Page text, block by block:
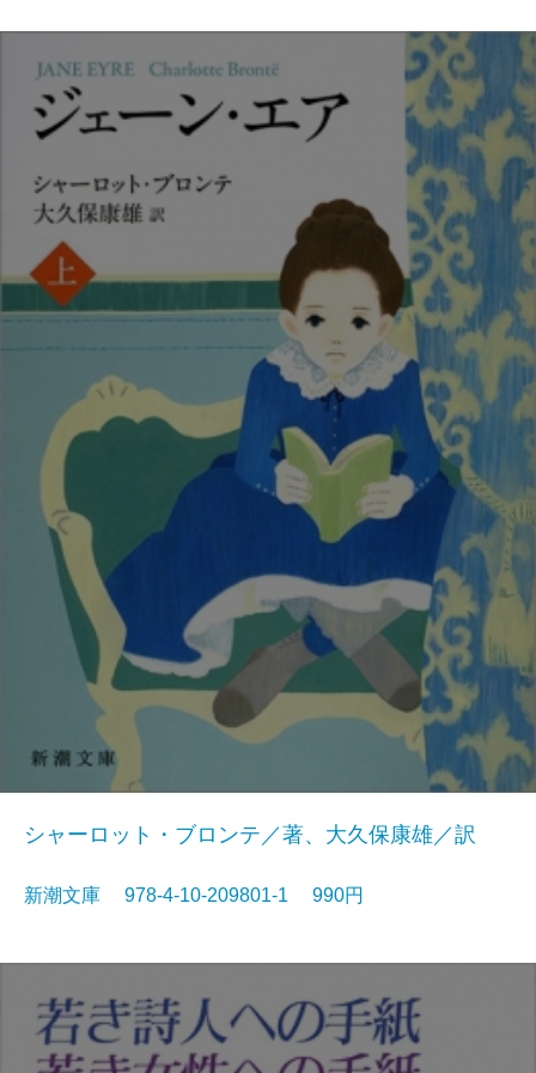
シャーロット・ブロンテ／著、大久保康雄／訳
新潮文庫 978-4-10-209801-1 990円